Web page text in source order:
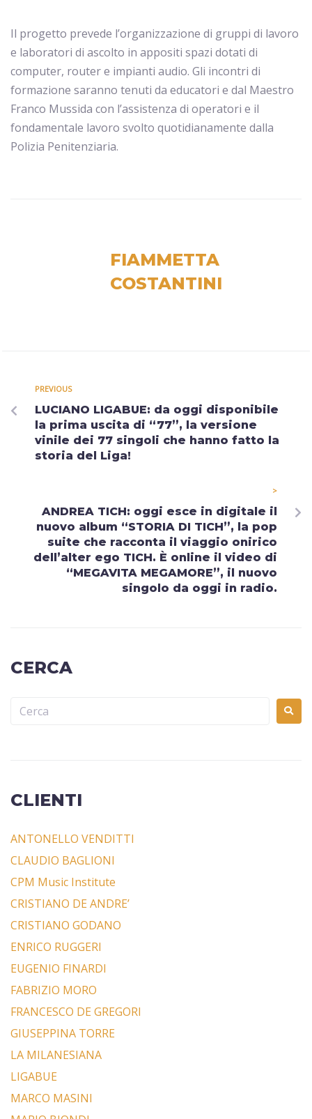
Il progetto prevede l’organizzazione di gruppi di lavoro
e laboratori di ascolto in appositi spazi dotati di
computer, router e impianti audio. Gli incontri di
formazione saranno tenuti da educatori e dal Maestro
Franco Mussida con l’assistenza di operatori e il
fondamentale lavoro svolto quotidianamente dalla
Polizia Penitenziaria.
FIAMMETTA
COSTANTINI
PREVIOUS
LUCIANO LIGABUE: da oggi disponibile
la prima uscita di “77”, la versione
vinile dei 77 singoli che hanno fatto la
storia del Liga!
>
ANDREA TICH: oggi esce in digitale il
nuovo album “STORIA DI TICH”, la pop
suite che racconta il viaggio onirico
dell’alter ego TICH. È online il video di
“MEGAVITA MEGAMORE”, il nuovo
singolo da oggi in radio.
CERCA
CLIENTI
ANTONELLO VENDITTI
CLAUDIO BAGLIONI
CPM Music Institute
CRISTIANO DE ANDRE’
CRISTIANO GODANO
ENRICO RUGGERI
EUGENIO FINARDI
FABRIZIO MORO
FRANCESCO DE GREGORI
GIUSEPPINA TORRE
LA MILANESIANA
LIGABUE
MARCO MASINI